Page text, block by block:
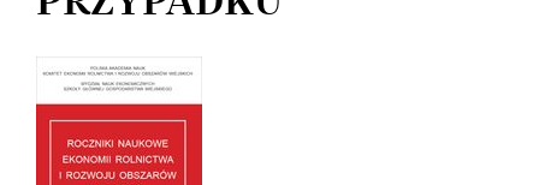
Article
Sidebar